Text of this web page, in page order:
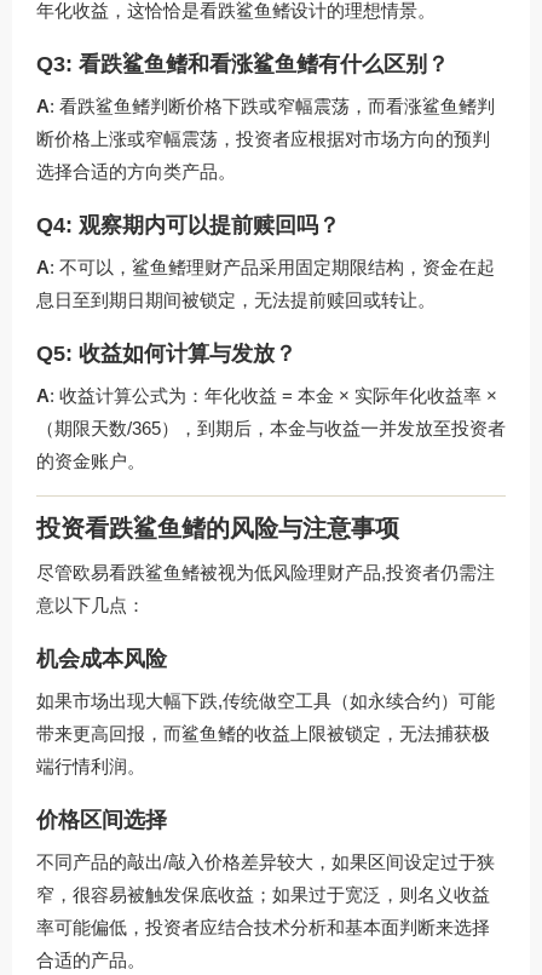
年化收益，这恰恰是看跌鲨鱼鳍设计的理想情景。
Q3: 看跌鲨鱼鳍和看涨鲨鱼鳍有什么区别？
A: 看跌鲨鱼鳍判断价格下跌或窄幅震荡，而看涨鲨鱼鳍判
断价格上涨或窄幅震荡，投资者应根据对市场方向的预判
选择合适的方向类产品。
Q4: 观察期内可以提前赎回吗？
A: 不可以，鲨鱼鳍理财产品采用固定期限结构，资金在起
息日至到期日期间被锁定，无法提前赎回或转让。
Q5: 收益如何计算与发放？
A: 收益计算公式为：年化收益 = 本金 × 实际年化收益率 ×
（期限天数/365），到期后，本金与收益一并发放至投资者
的资金账户。
投资看跌鲨鱼鳍的风险与注意事项
尽管欧易看跌鲨鱼鳍被视为低风险理财产品,投资者仍需注
意以下几点：
机会成本风险
如果市场出现大幅下跌,传统做空工具（如永续合约）可能
带来更高回报，而鲨鱼鳍的收益上限被锁定，无法捕获极
端行情利润。
价格区间选择
不同产品的敲出/敲入价格差异较大，如果区间设定过于狭
窄，很容易被触发保底收益；如果过于宽泛，则名义收益
率可能偏低，投资者应结合技术分析和基本面判断来选择
合适的产品。